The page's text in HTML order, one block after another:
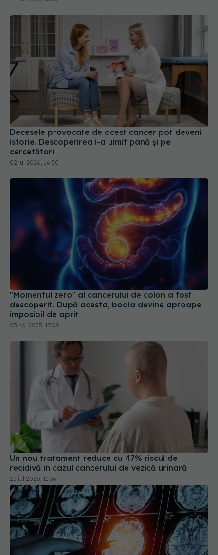
Decesele provocate de acest cancer pot deveni
istorie. Descoperirea i-a uimit până și pe
cercetători
02 iul 2026, 14:50
"Momentul zero" al cancerului de colon a fost
descoperit. După acesta, boala devine aproape
imposibil de oprit
05 noi 2025, 17:09
Un nou tratament reduce cu 47% riscul de
recidivă în cazul cancerului de vezică urinară
25 iul 2026, 11:36